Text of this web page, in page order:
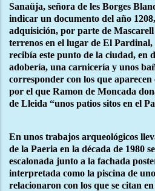
Sanaüja, señora de les Borges
indicar un documento del año
adquisición, por parte de
terrenos en el lugar de El Pardinal,
recibía este punto de la ciudad, en
adobería, una carnicería y unos
corresponder con los que
por el que Ramon de Moncada
de Lleida “unos patios sitos en el
En unos trabajos arqueológicos
de la Paeria en la década de 1980
escalonada junto a la fachada
interpretada como la piscina de
relacionaron con los que se citan